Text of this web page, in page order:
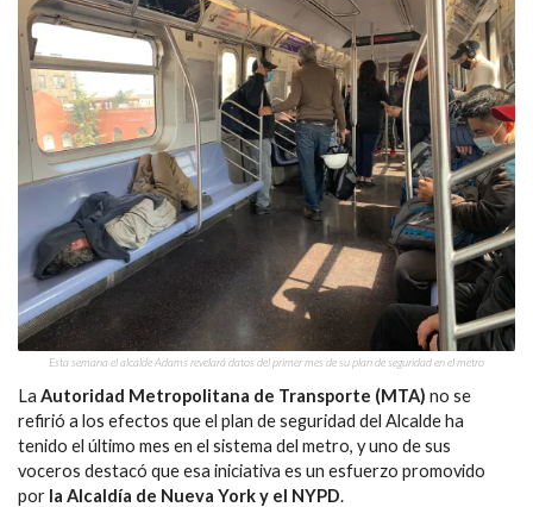
Esta semana el alcalde Adams revelará datos del primer mes de su plan de seguridad en el metro
La Autoridad Metropolitana de Transporte (MTA) no se
refirió a los efectos que el plan de seguridad del Alcalde ha
tenido el último mes en el sistema del metro, y uno de sus
voceros destacó que esa iniciativa es un esfuerzo promovido
por la Alcaldía de Nueva York y el NYPD.